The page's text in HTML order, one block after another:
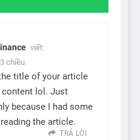
viết:
chiều
title of your article
content lol. Just
because I had some
the article.
TRẢ LỜI